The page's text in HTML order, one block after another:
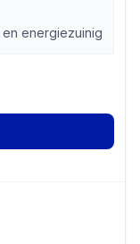
energiezuinig